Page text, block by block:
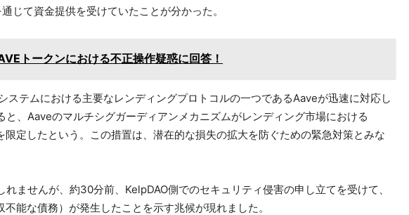
じて資金提供を受けていたことが分かった。
トークンにおける不正操作疑惑に回答！
ステムにおける主要なレンディングプロトコルの一つであるAaveが迅速に対応し
と、Aaveのマルチシグガーディアンメカニズムがレンディング市場における
定したという。この措置は、潜在的な損失の拡大を防ぐための緊急対策とみな
ませんが、約30分前、KelpDAO側でのセキュリティ侵害の申し立てを受けて、
能な債務）が発生したことを示す兆候が現れました。